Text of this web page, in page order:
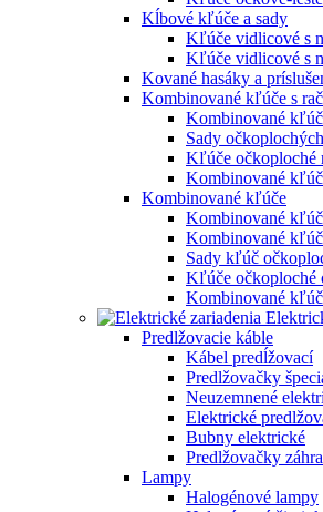
Kĺbové kľúče a sady
Kľúče vidlicové s
Kľúče vidlicové s
Kované hasáky a
Kombinované kľúče s
Kombinované
Sady
Kľúče očkoploché
Kombinované
Kombinované kľúče
Kombinované
Kombinované
Sady kľúč
Kľúče očkoploché
Kombinované
Predlžovacie káble
Kábel predĺžovací
Predlžovačky
Neuzemnené
Elektrické
Bubny elektrické
Predlžovačky
Lampy
Halogénové lampy